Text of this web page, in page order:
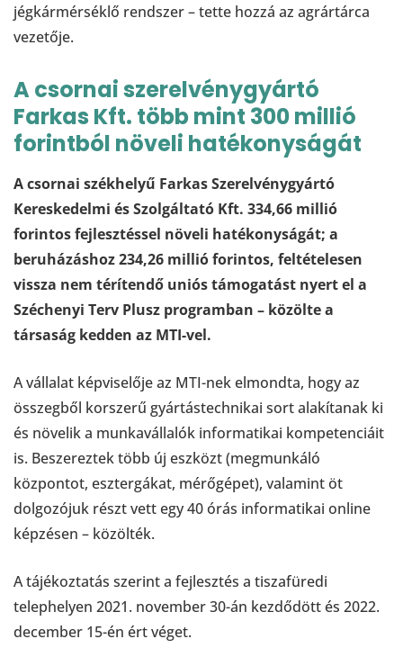
jégkármérséklő rendszer – tette hozzá az agrártárca
vezetője.
A csornai szerelvénygyártó
Farkas Kft. több mint 300 millió
forintból növeli hatékonyságát
A csornai székhelyű Farkas Szerelvénygyártó
Kereskedelmi és Szolgáltató Kft. 334,66 millió
forintos fejlesztéssel növeli hatékonyságát; a
beruházáshoz 234,26 millió forintos, feltételesen
vissza nem térítendő uniós támogatást nyert el a
Széchenyi Terv Plusz programban – közölte a
társaság kedden az MTI-vel.
A vállalat képviselője az MTI-nek elmondta, hogy az
összegből korszerű gyártástechnikai sort alakítanak ki
és növelik a munkavállalók informatikai kompetenciáit
is. Beszereztek több új eszközt (megmunkáló
központot, esztergákat, mérőgépet), valamint öt
dolgozójuk részt vett egy 40 órás informatikai online
képzésen – közölték.
A tájékoztatás szerint a fejlesztés a tiszafüredi
telephelyen 2021. november 30-án kezdődött és 2022.
december 15-én ért véget.